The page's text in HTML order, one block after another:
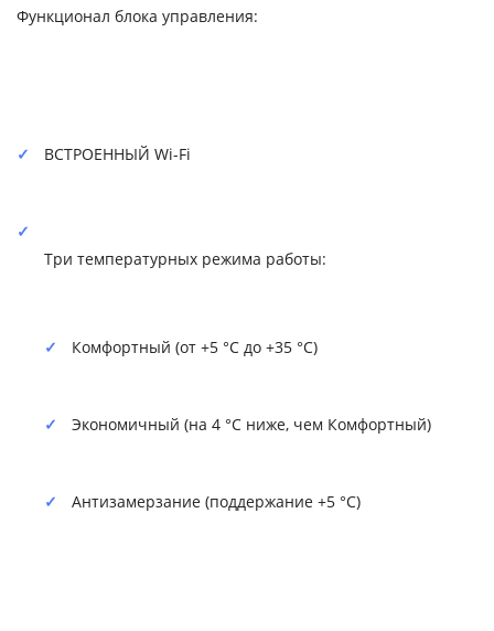
Функционал блока управления:
ВСТРОЕННЫЙ Wi-Fi
Три температурных режима работы:
Комфортный (от +5 °C до +35 °C)
Экономичный (на 4 °C ниже, чем Комфортный)
Антизамерзание (поддержание +5 °C)